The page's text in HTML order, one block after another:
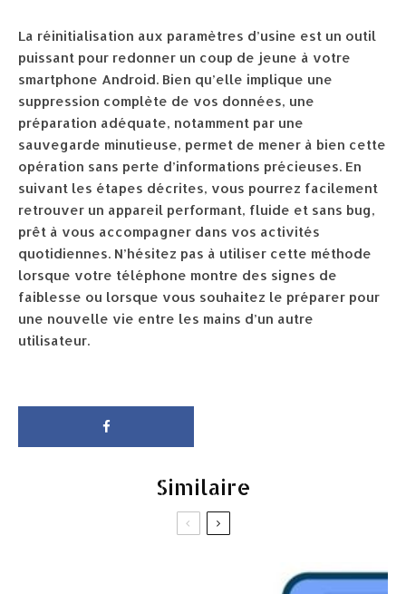
La réinitialisation aux paramètres d’usine est un outil
puissant pour redonner un coup de jeune à votre
smartphone Android. Bien qu’elle implique une
suppression complète de vos données, une
préparation adéquate, notamment par une
sauvegarde minutieuse, permet de mener à bien cette
opération sans perte d’informations précieuses. En
suivant les étapes décrites, vous pourrez facilement
retrouver un appareil performant, fluide et sans bug,
prêt à vous accompagner dans vos activités
quotidiennes. N’hésitez pas à utiliser cette méthode
lorsque votre téléphone montre des signes de
faiblesse ou lorsque vous souhaitez le préparer pour
une nouvelle vie entre les mains d’un autre
utilisateur.
Similaire